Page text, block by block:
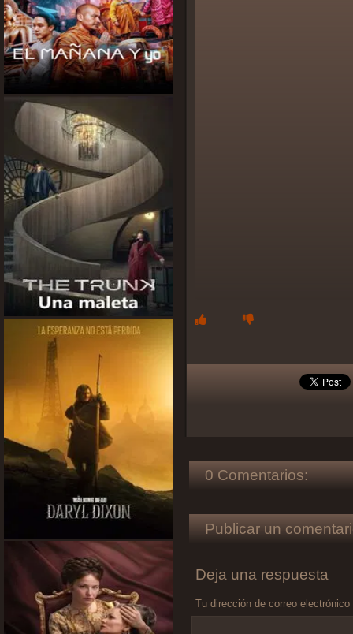
0 Comentarios:
Publicar un
Deja una respuesta
Tu dirección de correo